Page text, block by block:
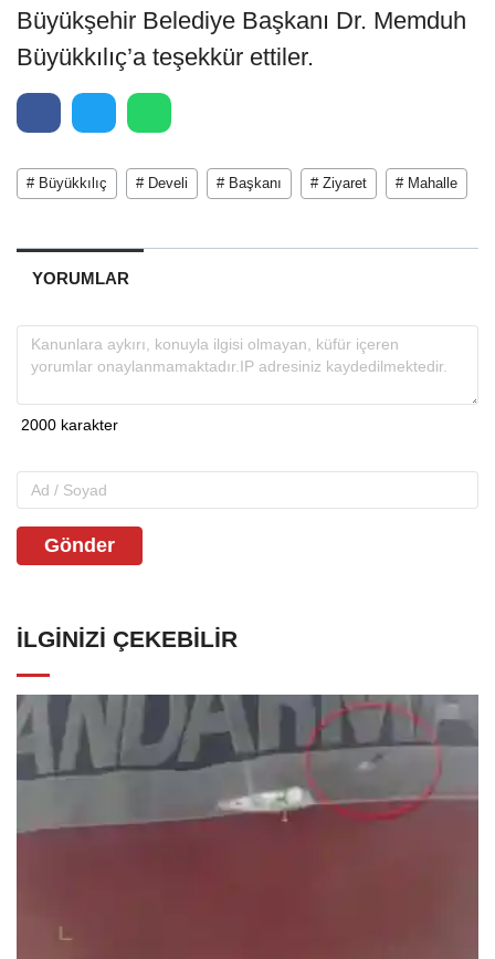
Büyükşehir Belediye Başkanı Dr. Memduh
Büyükkılıç’a teşekkür ettiler.
# Büyükkılıç # Develi # Başkanı # Ziyaret # Mahalle
YORUMLAR
Gönder
İLGINIZI ÇEKEBILIR